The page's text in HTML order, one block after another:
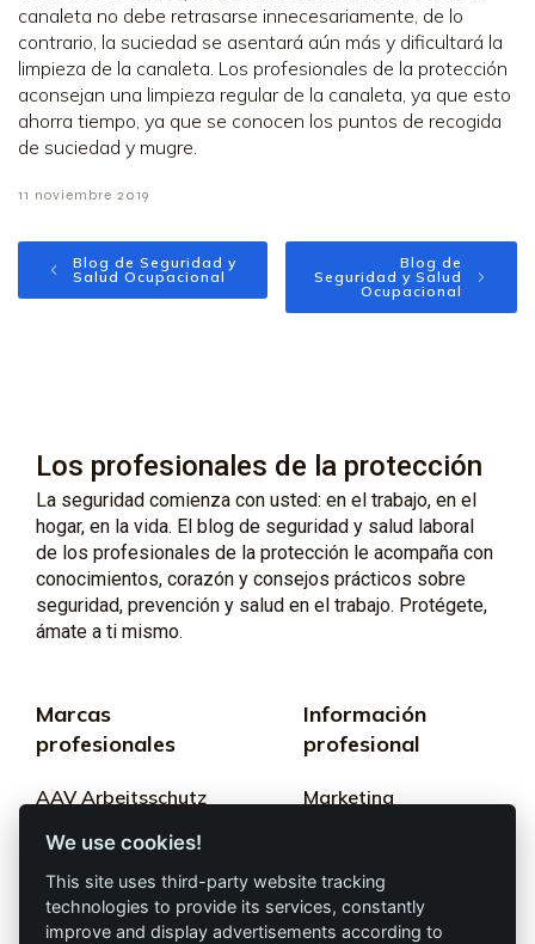
canaleta no debe retrasarse innecesariamente, de lo
contrario, la suciedad se asentará aún más y dificultará la
limpieza de la canaleta. Los profesionales de la protección
aconsejan una limpieza regular de la canaleta, ya que esto
ahorra tiempo, ya que se conocen los puntos de recogida
de suciedad y mugre.
11 noviembre 2019
Blog de Seguridad y
Salud Ocupacional
Blog de
Seguridad y Salud
Ocupacional
Los profesionales de la protección
La seguridad comienza con usted: en el trabajo, en el
hogar, en la vida. El blog de seguridad y salud laboral
de los profesionales de la protección le acompaña con
conocimientos, corazón y consejos prácticos sobre
seguridad, prevención y salud en el trabajo. Protégete,
ámate a ti mismo.
Marcas
profesionales
AAV Arbeitsschutz
Allprotec® Solo
trabaja seguro
Información
profesional
Marketing
condiciones
Privacidad
We use cookies!
This site uses third-party website tracking
technologies to provide its services, constantly
improve and display advertisements according to